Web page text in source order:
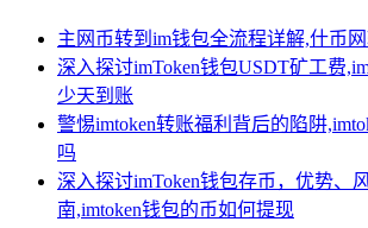
主网币转到im钱包全流程详解,什币
深入探讨imToken钱包USDT矿工费
少天到账
警惕imtoken转账福利背后的陷阱
吗
深入探讨imToken钱包存币，优势、
南,imtoken钱包的币如何提现